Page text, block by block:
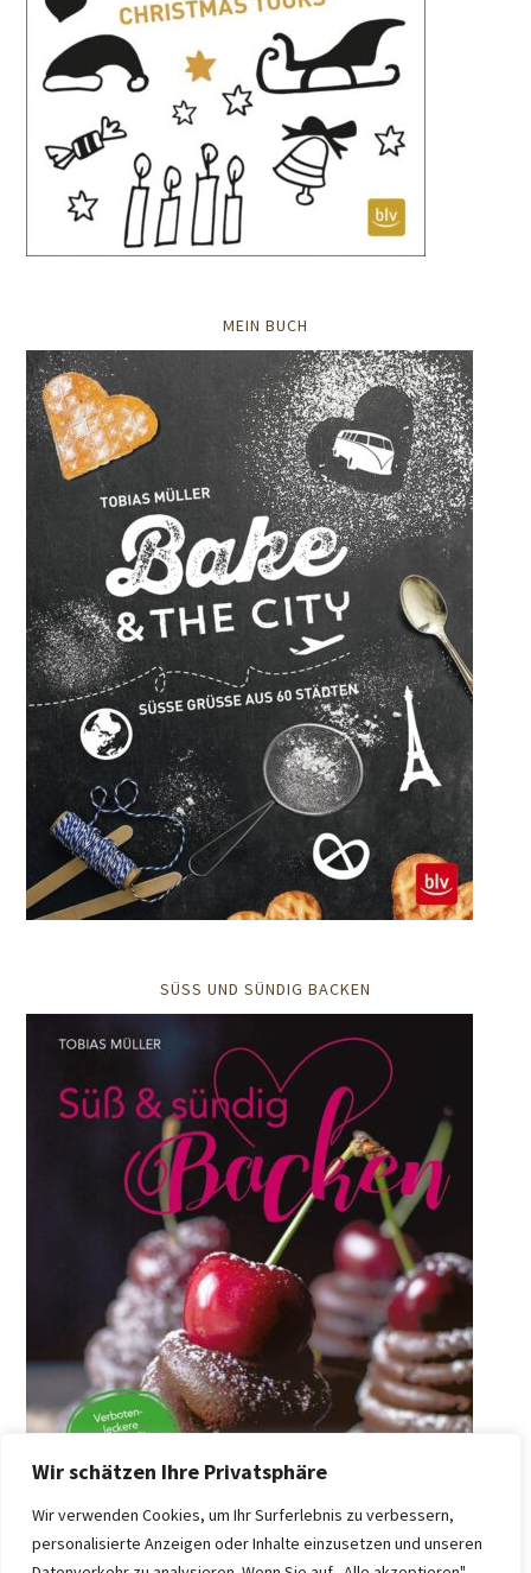
Wir schätzen Ihre Privatsphäre
Wir verwenden Cookies, um Ihr Surferlebnis zu verbessern,
personalisierte Anzeigen oder Inhalte einzusetzen und unseren
MEIN BUCH
SÜSS UND SÜNDIG BACKEN